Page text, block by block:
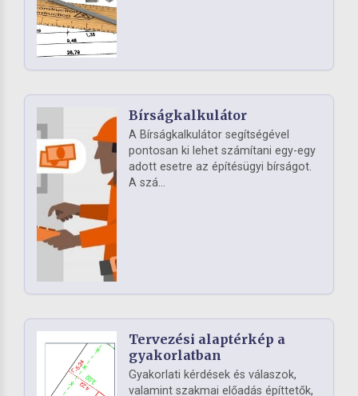
Bírságkalkulátor
A Bírságkalkulátor segítségével
pontosan ki lehet számítani egy-egy
adott esetre az építésügyi bírságot.
A szá...
Tervezési alaptérkép a
gyakorlatban
Gyakorlati kérdések és válaszok,
valamint szakmai előadás építtetők,